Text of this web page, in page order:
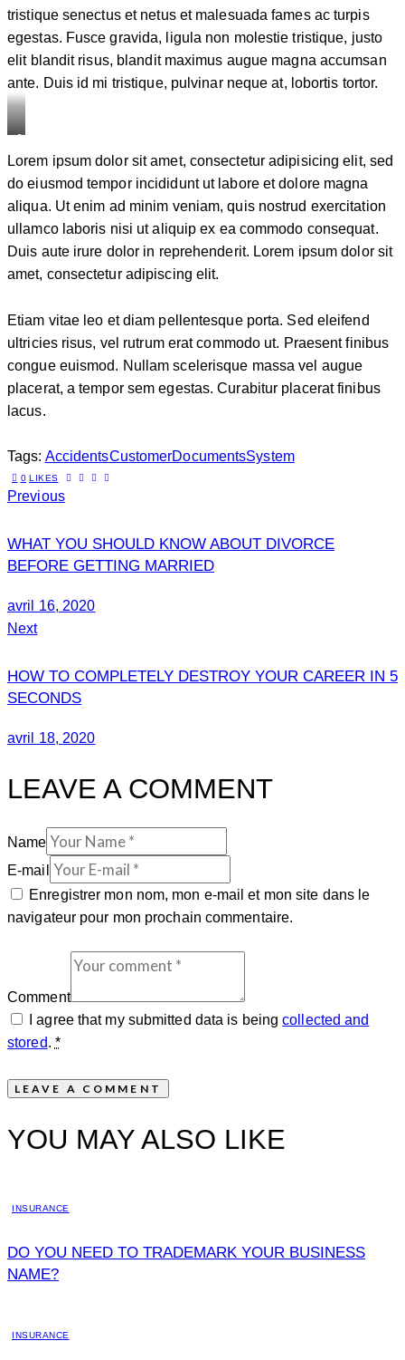
tristique senectus et netus et malesuada fames ac turpis
egestas. Fusce gravida, ligula non molestie tristique, justo
elit blandit risus, blandit maximus augue magna accumsan
ante. Duis id mi tristique, pulvinar neque at, lobortis tortor.
Stet
clita
kasd
gubergren,
no
sea
sanctus
labore
et
dolore.
By
Kevin
Lorem ipsum dolor sit amet, consectetur adipisicing elit, sed
do eiusmod tempor incididunt ut labore et dolore magna
aliqua. Ut enim ad minim veniam, quis nostrud exercitation
ullamco laboris nisi ut aliquip ex ea commodo consequat.
Duis aute irure dolor in reprehenderit. Lorem ipsum dolor sit
amet, consectetur adipiscing elit.
Etiam vitae leo et diam pellentesque porta. Sed eleifend
ultricies risus, vel rutrum erat commodo ut. Praesent finibus
congue euismod. Nullam scelerisque massa vel augue
placerat, a tempor sem egestas. Curabitur placerat finibus
lacus.
Tags: AccidentsCustomerDocumentsSystem
0 LIKES
Previous
WHAT YOU SHOULD KNOW ABOUT DIVORCE
BEFORE GETTING MARRIED
avril 16, 2020
Next
HOW TO COMPLETELY DESTROY YOUR CAREER IN 5
SECONDS
avril 18, 2020
LEAVE A COMMENT
Name
E-mail
Enregistrer mon nom, mon e-mail et mon site dans le
navigateur pour mon prochain commentaire.
Comment
I agree that my submitted data is beingcollected and
stored. *
YOU MAY ALSO LIKE
INSURANCE
DO YOU NEED TO TRADEMARK YOUR BUSINESS
NAME?
INSURANCE